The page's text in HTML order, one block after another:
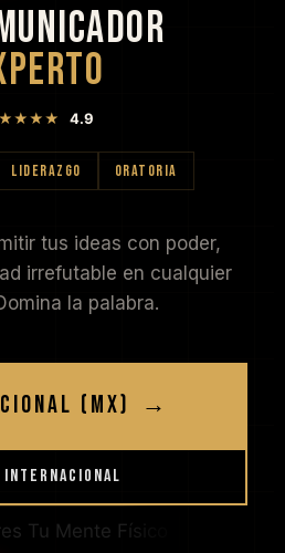
4.9
LIDERAZGO ORATORIA
tus ideas con poder,
irrefutable en cualquier
la palabra.
(MX) →